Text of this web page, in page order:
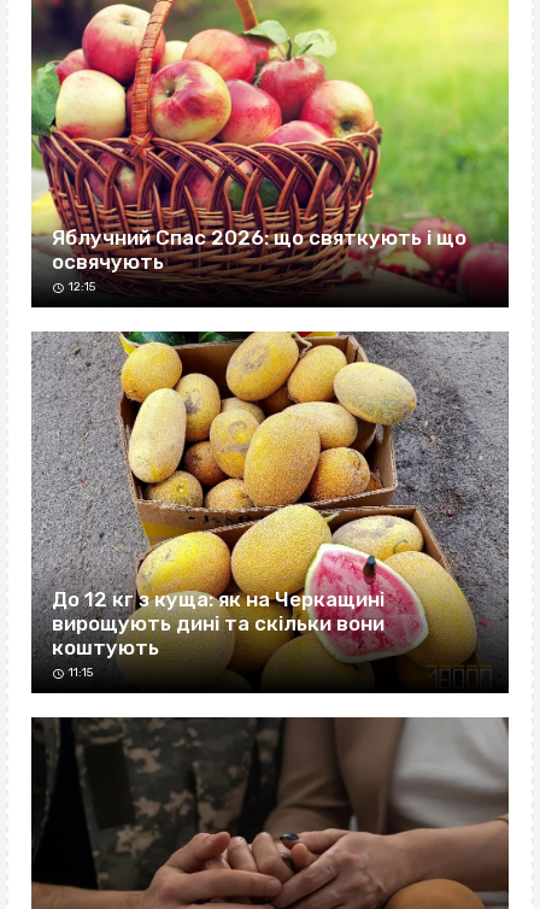
Яблучний Спас 2026: що святкують і що
освячують
12:15
До 12 кг з куща: як на Черкащині
вирощують дині та скільки вони
коштують
11:15